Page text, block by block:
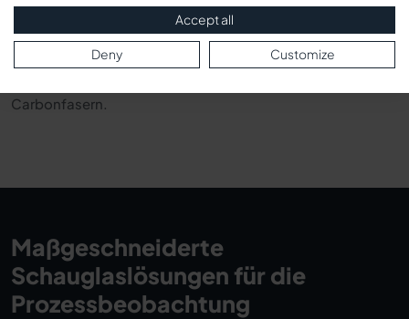
Als Dichtungswerkstoff kommt KlingerSil
Einsatz. Der Hochleistungsdichtungswerkstoff ist
druckstandfest, dimensionsstabil, kriechfest und
Carbonfasern.
Maßgeschneiderte
Schauglaslösungen für die
Prozessbeobachtung
Accept all
Deny Customize